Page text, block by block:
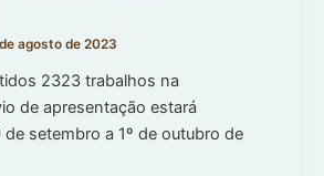
agosto de 2023
2323 trabalhos na
de apresentação estará
setembro a 1º de outubro de